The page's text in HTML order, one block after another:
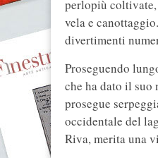
perlopiù
vela e
divertimenti
Proseguendo
che ha dato il suo
prosegue
occidentale del
Riva, merita una